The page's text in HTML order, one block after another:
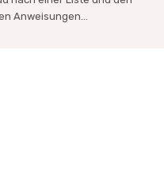
Anweisungen...